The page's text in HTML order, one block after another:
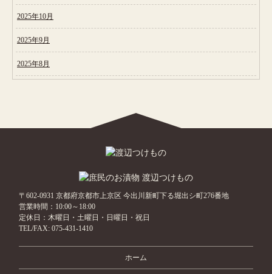
2025年10月
2025年9月
2025年8月
〒602-0931 京都府京都市上京区 今出川新町下る堀出シ町276番地
営業時間：10:00～18:00
定休日：木曜日・土曜日・日曜日・祝日
TEL/FAX:075-431-1410
ホーム